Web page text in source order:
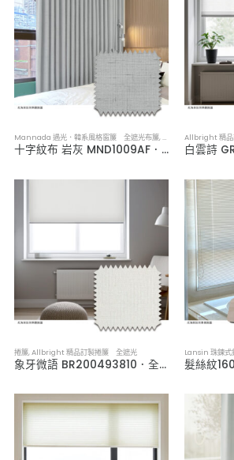
Mannada 遇光．韓系風格窗簾 全遮光布簾,布簾／紗簾／窗簾布
十字紋布 岩灰 MND1009AF．韓系軟裝全遮光布簾
Allbright 精
捲簾,Allbright 精品訂製捲簾 全遮光
象牙微語 BR200493810．全遮光捲簾
Lansin 珠鍊
髮絲紋